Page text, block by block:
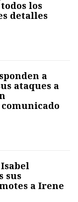
los
detalles
a
ataques a
sus
a Irene